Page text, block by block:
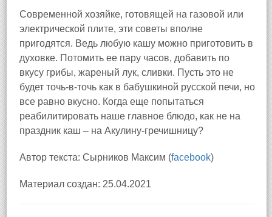
Современной хозяйке, готовящей на газовой или
электрической плите, эти советы вполне
пригодятся. Ведь любую кашу можно приготовить в
духовке. Потомить ее пару часов, добавить по
вкусу грибы, жареный лук, сливки. Пусть это не
будет точь-в-точь как в бабушкиной русской печи, но
все равно вкусно. Когда еще попытаться
реабилитировать наше главное блюдо, как не на
праздник каш – на Акулину-гречишницу?
Автор текста: Сырников Максим (facebook)
Материал создан: 25.04.2021